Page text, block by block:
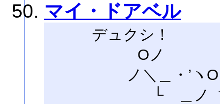
マイ・ドアベル
デュクシ！
Oノ
ノ＼＿・’ヽO．
└ ＿ノ